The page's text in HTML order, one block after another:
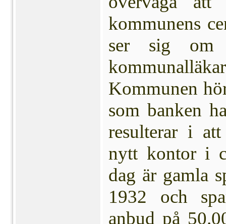
kommunens
ser sig om
Kommunen
som banken
resulterar i
nytt kontor i
dag är gamla
1932 och
anbud på